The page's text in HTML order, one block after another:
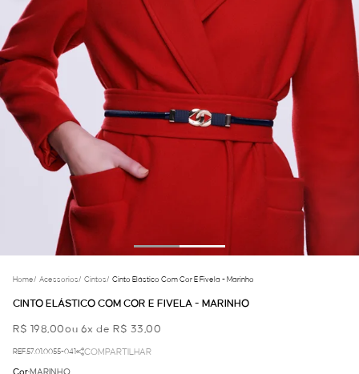
Home/ Acessorios/ Cintos/ Cinto Elástico Com Cor E Fivela - Marinho
CINTO ELÁSTICO COM COR E FIVELA - MARINHO
R$ 198,00ou 6x de R$ 33,00
REF.57.01.0055-041 COMPARTILHAR